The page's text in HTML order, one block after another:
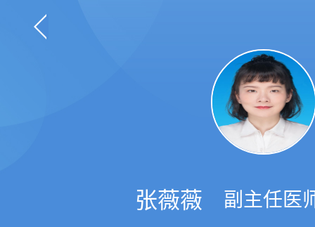
张薇薇 副主任医